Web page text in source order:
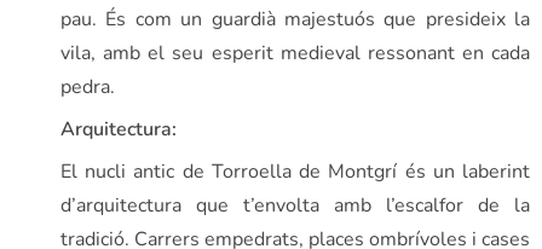
pau. És com un guardià majestuós que presideix la
vila, amb el seu esperit medieval ressonant en cada
pedra.
Arquitectura:
El nucli antic de Torroella de Montgrí és un laberint
d’arquitectura que t’envolta amb l’escalfor de la
tradició. Carrers empedrats, places ombrívoles i cases